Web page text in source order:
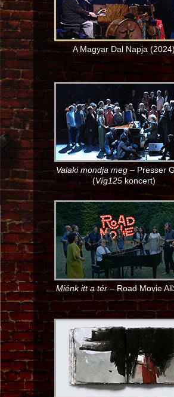
A Magyar Dal Napja (2024)
Valaki mondja meg– Presser
(Víg125 koncert)
Miénk itt a tér– Road Movie